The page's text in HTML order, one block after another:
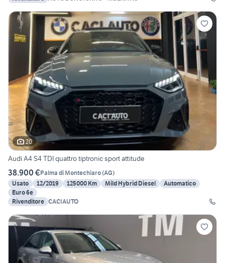
20
Audi A4 S4 TDI quattro tiptronic sport attitude
38.900 €Palma di Montechiaro(AG)
Usato
12/2019 125000 Km Mild Hybrid Diesel
Automatico
Euro 6e
Rivenditore CACIAUTO